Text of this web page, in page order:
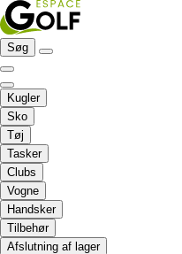
Søg
Kugler
Sko
Tøj
Tasker
Clubs
Vogne
Handsker
Tilbehør
Afslutning af lager